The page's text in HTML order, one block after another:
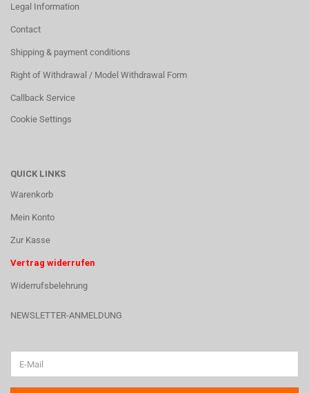
Legal Information
Contact
Shipping & payment conditions
Right of Withdrawal / Model Withdrawal Form
Callback Service
Cookie Settings
QUICK LINKS
Warenkorb
Mein Konto
Zur Kasse
Vertrag widerrufen
Widerrufsbelehrung
NEWSLETTER-ANMELDUNG